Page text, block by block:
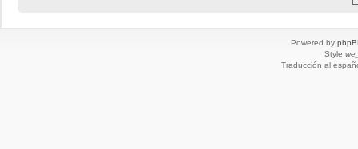
Powered by
Style
Traducción al